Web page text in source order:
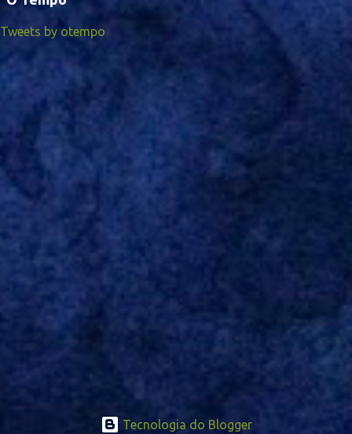
Tweets by otempo
Tecnologia do Blogger